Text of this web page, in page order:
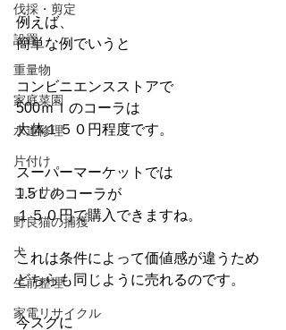
伐採・剪定
設置
重量物
家庭菜園
水道修理
片付け
コンサル
野良猫の捕獲
犬
生前整理
家電リサイクル
例えば、
簡単な例でいうと
コンビニエンスストアで
500ｍｌのコーラは
大体１５０円程度です。
スーパーマーケットでは
1.5Ｌのコーラが
１５０円で購入できますね。
これは条件によって価値感が違うため
どちらも同じように売れるのです。
今スグに